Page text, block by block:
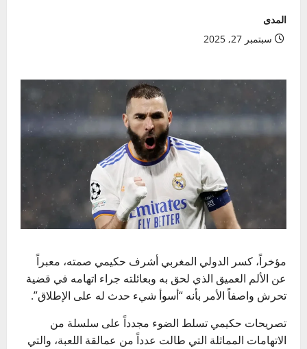
المدى
سبتمبر 27, 2025
مؤخراً، كسر الدولي المغربي أشرف حكيمي صمته، معبراً
عن الألم العميق الذي لحق به وبعائلته جراء اتهامه في قضية
تحرش واصفاً الأمر بأنه “أسوأ شيء حدث له على الإطلاق”.
تصريحات حكيمي تسلط الضوء مجدداً على سلسلة من
الاتهامات المماثلة التي طالت عدداً من عمالقة اللعبة، والتي